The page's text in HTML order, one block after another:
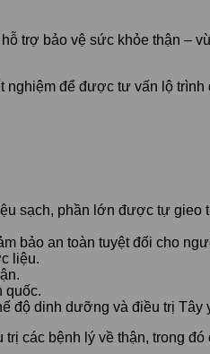
trợ bảo vệ sức khỏe thận –
nghiệm để được tư vấn lộ trình
sạch, phần lớn được tự gieo
bảo an toàn tuyệt đối cho
liệu.
quốc.
độ dinh dưỡng và điều trị Tây
các bệnh lý về thận, trong